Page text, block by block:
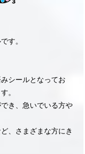
です。
シールとなってお
。
き、急いでいる方や
、さまざまな方にき